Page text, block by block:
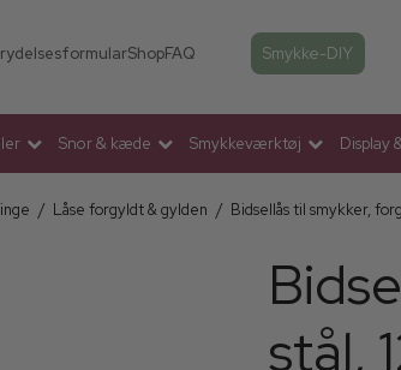
ShopFAQ Smykke-DIY
Snor & kæde Smykkeværktøj Display
/ Låse forgyldt & gylden / Bidsellås til smykker,
stål,